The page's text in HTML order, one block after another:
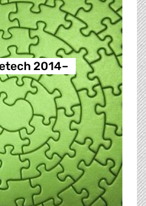
2014–